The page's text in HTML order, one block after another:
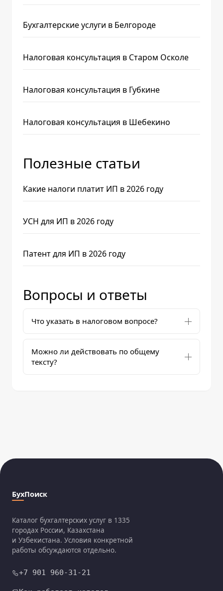
Бухгалтерские услуги в Белгороде
Налоговая консультация в Старом Осколе
Налоговая консультация в Губкине
Налоговая консультация в Шебекино
Полезные статьи
Какие налоги платит ИП в 2026 году
УСН для ИП в 2026 году
Патент для ИП в 2026 году
Вопросы и ответы
Что указать в налоговом вопросе?
Можно ли действовать по общему
тексту?
БухПоиск
Каталог бухгалтерских услуг в 1335
городах России, Казахстана
и Узбекистана. Условия конкретной
работы обсуждаются отдельно.
+7 901 960-31-21